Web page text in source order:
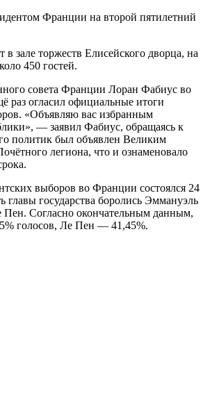
Франции на второй пятилетний
зале торжеств Елисейского дворца, на
450 гостей.
совета Франции Лоран Фабиус во
раз огласил официальные итоги
«Объявляю вас избранным
— заявил Фабиус, обращаясь к
политик был объявлен Великим
легиона, что и ознаменовало
выборов во Франции состоялся 24
главы государства боролись Эммануэль
Согласно окончательным данным,
голосов, Ле Пен — 41,45%.